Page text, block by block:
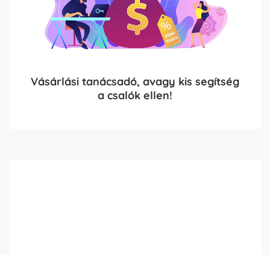
Vásárlási tanácsadó, avagy kis segítség
a csalók ellen!